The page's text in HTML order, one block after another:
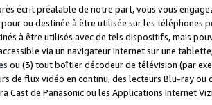
écrit préalable de notre part, vous vous
ou destinée à être utilisée sur les téléphones
à être utilisés avec de tels dispositifs, mais
via un navigateur Internet sur une
ou (3) tout boîtier décodeur de télévision (par
de flux vidéo en continu, des lecteurs Blu-ray
Cast de Panasonic ou les Applications Internet